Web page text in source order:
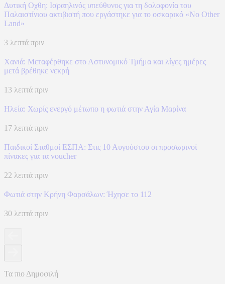
Δυτική Οχθη: Ισραηλινός υπεύθυνος για τη δολοφονία του
Παλαιστίνιου ακτιβιστή που εργάστηκε για το οσκαρικό «No Other
Land»
3 λεπτά πριν
Χανιά: Mεταφέρθηκε στο Αστυνομικό Τμήμα και λίγες ημέρες
μετά βρέθηκε νεκρή
13 λεπτά πριν
Ηλεία: Χωρίς ενεργό μέτωπο η φωτιά στην Αγία Μαρίνα
17 λεπτά πριν
Παιδικοί Σταθμοί ΕΣΠΑ: Στις 10 Αυγούστου οι προσωρινοί
πίνακες για τα voucher
22 λεπτά πριν
Φωτιά στην Κρήνη Φαρσάλων: Ήχησε το 112
30 λεπτά πριν
Τα πιο Δημοφιλή